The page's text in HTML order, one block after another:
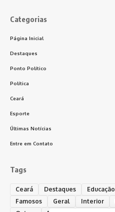
Categorias
Página Inicial
Destaques
Ponto Político
Política
Ceará
Esporte
Últimas Notícias
Entre em Contato
Tags
Ceará Destaques Educação
Famosos
Geral Interior